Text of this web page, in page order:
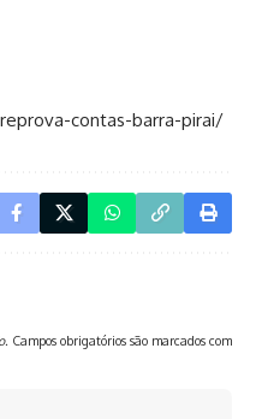
contas-barra-pirai/
Campos obrigatórios são marcados com